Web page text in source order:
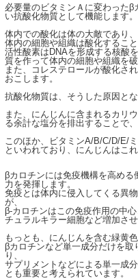
必要量のビタミンＡに変わった
い抗酸化物質として機能します。
体内での酸化は体の大敵であり
体内の細胞や組織は酸化するこ
活性酸素はDNAを形成する核酸
質を作って体内の細胞や組織を
また、コレステロールが酸化さ
おこします。
抗酸化物質は、そうした原因と
また、にんじんに含まれるカリ
る余計な塩分を排出することで
このほか、ビタミンA/B/C/D/E/
といわれており、にんじんはこ
βカロチンには免疫機構を高め
力を発揮します。
免疫とは体内に侵入してくる異
が、
β-カロチンはこの免疫作用の中
チュラルキラー細胞など増加させ
もっとも、にんじんを含む緑黄
βカロチンなど単一成分だけを
り、
サプリメントなどによる単一成
とも重要と考えられています。